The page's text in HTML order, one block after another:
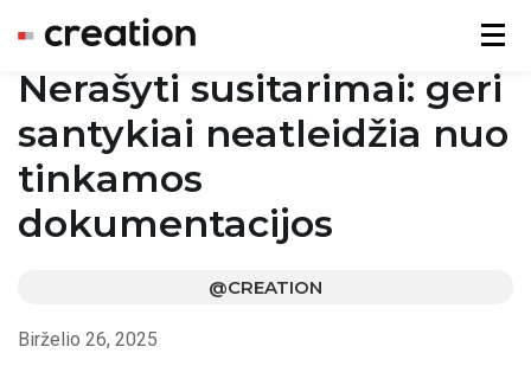
Nerašyti susitarimai: geri
santykiai neatleidžia nuo
tinkamos
dokumentacijos
@CREATION
Birželio 26, 2025